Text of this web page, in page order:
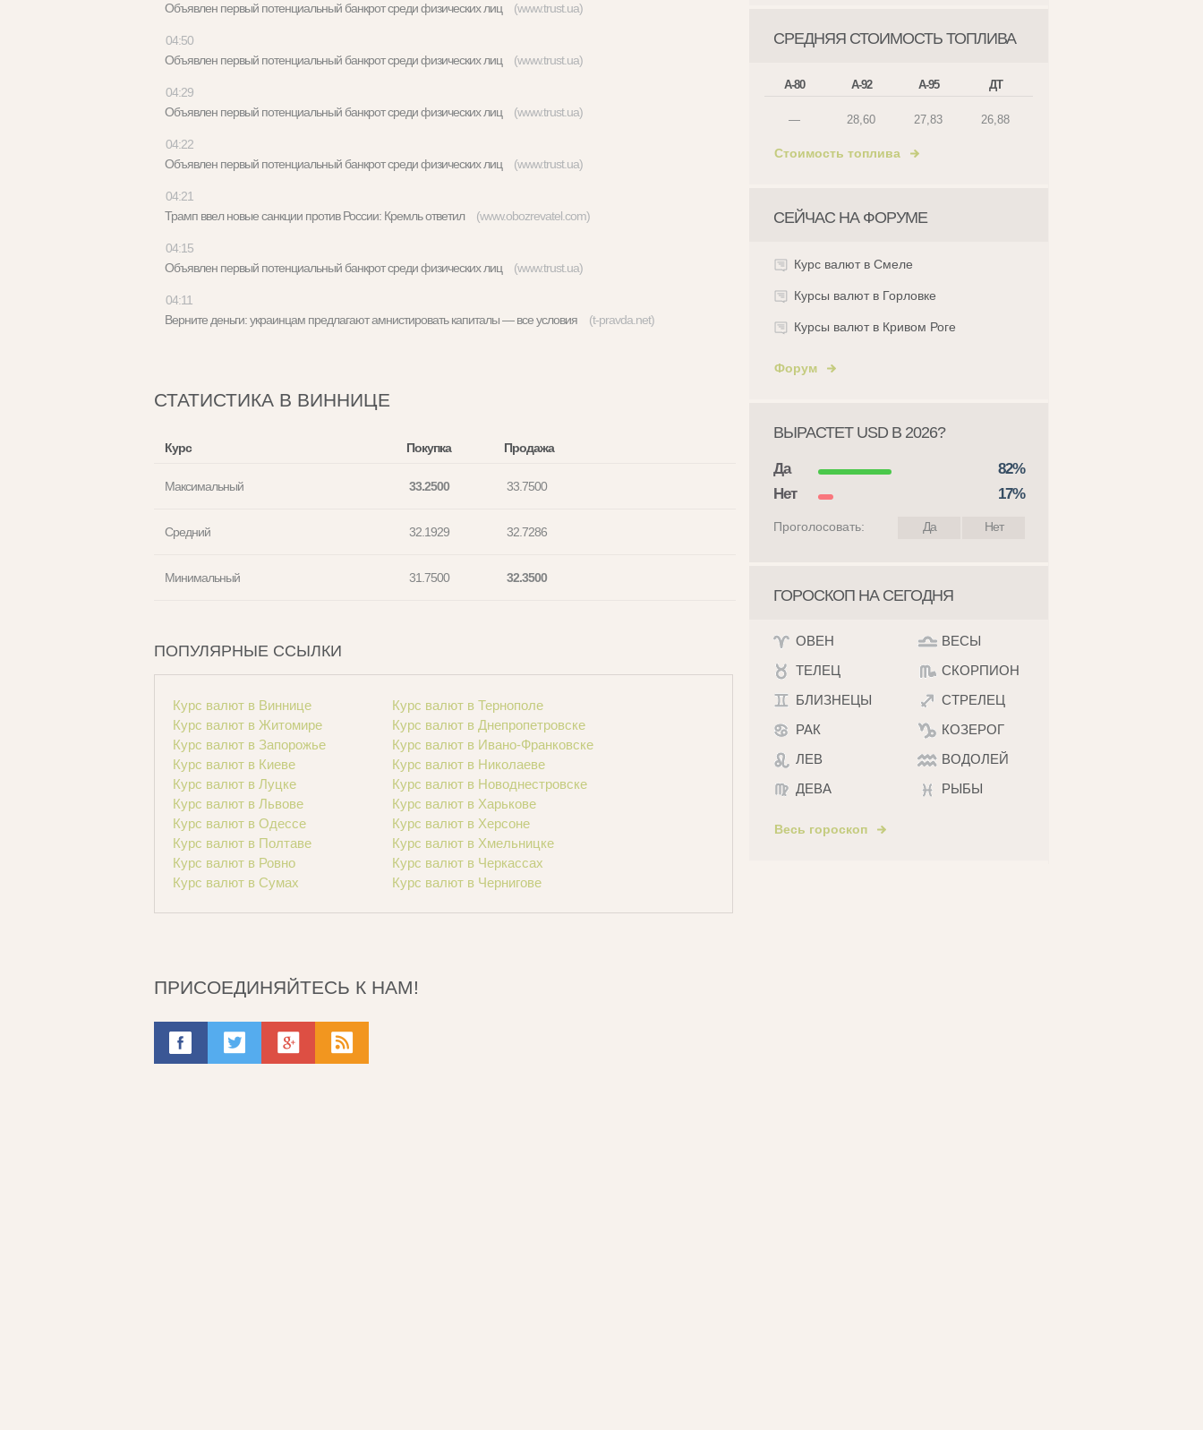
СРЕДНЯЯ СТОИМОСТЬ ТОПЛИВА
А-80 А-92 А-95 ДТ
— 28,60 27,83 26,88
Стоимость топлива
СЕЙЧАС НА ФОРУМЕ
Курс валют в Смеле
Курсы валют в Горловке
Курсы валют в Кривом Роге
Форум
ВЫРАСТЕТ USD В 2026?
Да
82%
Нет
17%
Проголосовать: Нет
Да
ГОРОСКОП НА СЕГОДНЯ
ОВЕН
ТЕЛЕЦ
БЛИЗНЕЦЫ
РАК
ЛЕВ
ДЕВА
ВЕСЫ
СКОРПИОН
СТРЕЛЕЦ
КОЗЕРОГ
ВОДОЛЕЙ
РЫБЫ
Весь гороскоп
Объявлен первый потенциальный банкрот среди физических лиц (www.trust.ua)
04:50
Объявлен первый потенциальный банкрот среди физических лиц (www.trust.ua)
04:29
Объявлен первый потенциальный банкрот среди физических лиц (www.trust.ua)
04:22
Объявлен первый потенциальный банкрот среди физических лиц (www.trust.ua)
04:21
Трамп ввел новые санкции против России: Кремль ответил (www.obozrevatel.com)
04:15
Объявлен первый потенциальный банкрот среди физических лиц (www.trust.ua)
04:11
Верните деньги: украинцам предлагают амнистировать капиталы — все условия (t-pravda.net)
СТАТИСТИКА В ВИННИЦЕ
Курс Покупка Продажа
Максимальный 33.2500 33.7500
Средний 32.1929 32.7286
Минимальный 31.7500 32.3500
ПОПУЛЯРНЫЕ ССЫЛКИ
Курс валют в Виннице
Курс валют в Житомире
Курс валют в Запорожье
Курс валют в Киеве
Курс валют в Луцке
Курс валют в Львове
Курс валют в Одессе
Курс валют в Полтаве
Курс валют в Ровно
Курс валют в Сумах
Курс валют в Тернополе
Курс валют в Днепропетровске
Курс валют в Ивано-Франковске
Курс валют в Николаеве
Курс валют в Новоднестровске
Курс валют в Харькове
Курс валют в Херсоне
Курс валют в Хмельницке
Курс валют в Черкассах
Курс валют в Чернигове
ПРИСОЕДИНЯЙТЕСЬ К НАМ!